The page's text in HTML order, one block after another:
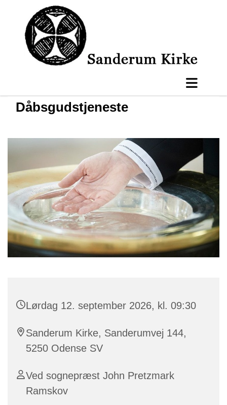
Dåbsgudstjeneste
Lørdag 12. september 2026, kl. 09:30
Sanderum Kirke, Sanderumvej 144,
5250 Odense SV
Ved sognepræst John Pretzmark
Ramskov